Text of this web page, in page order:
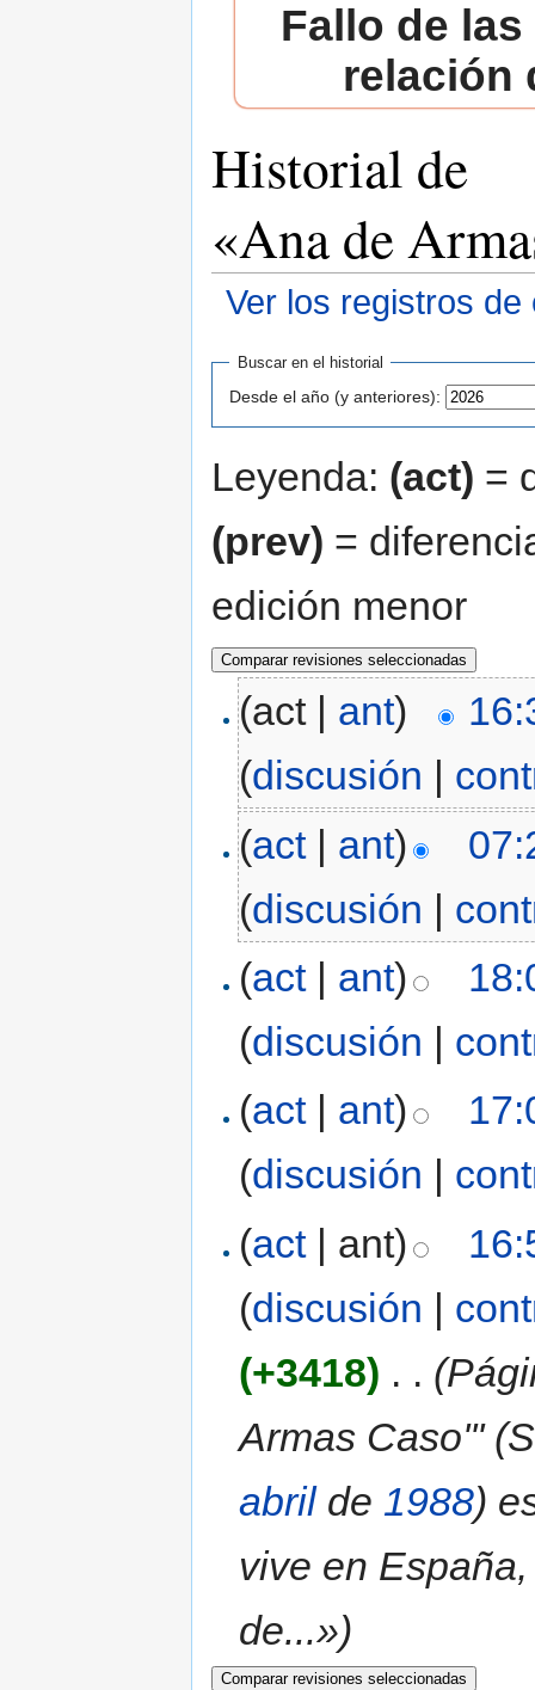
Fallo de
relación
Historial de
«Ana de
Ver los registros de
Buscar en el historial
Desde el año (y anteriores):
Leyenda: (act) =
(prev) =
edición menor
(act | ant)
(discusión |
(act| ant)
(discusión |
(act| ant)
(discusión |
(act| ant)
(discusión |
(act| ant)
(discusión |
(+3418) . .
Armas Caso'''
abrilde 1988)
vive en
de...»)